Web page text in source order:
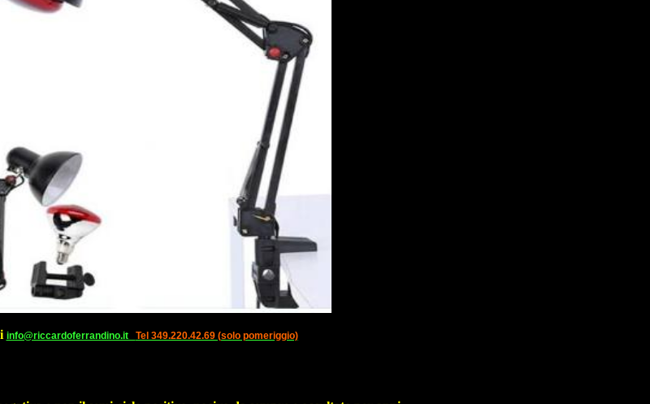
info@riccardoferrandino.it Tel 349.220.42.69 (solo pomeriggio)